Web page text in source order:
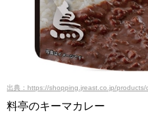
出典：https://shopping.jreast.co.jp/
料亭のキーマカレー